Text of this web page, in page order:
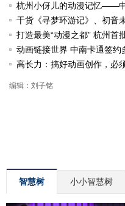
论坛
杭州小伢儿的动漫记忆——
啦
干货《寻梦环游记》、初音
打造最美“动漫之都” 杭州首
节
动画链接世界 中南卡通签约
漫产业
高长力：搞好动画创作，必
编辑：刘子铭
智慧树 小小智慧树